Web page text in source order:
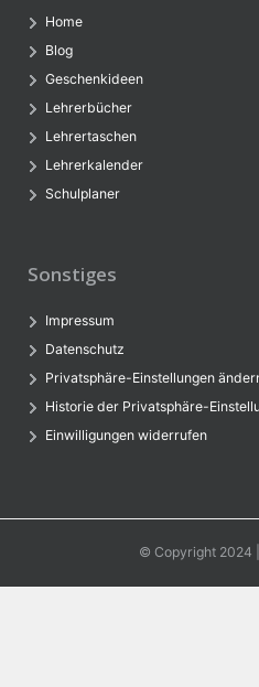
Home
Blog
Geschenkideen
Lehrerbücher
Lehrertaschen
Lehrerkalender
Schulplaner
Sonstiges
Impressum
Datenschutz
Privatsphäre-Einstellungen
Historie der Privatsphäre-
Einwilligungen widerrufen
© Copyright 2024